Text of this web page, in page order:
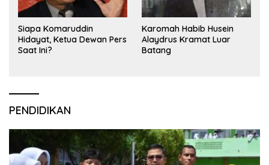
Siapa Komaruddin
Hidayat, Ketua Dewan Pers
Saat Ini?
Karomah Habib Husein
Alaydrus Kramat Luar
Batang
PENDIDIKAN